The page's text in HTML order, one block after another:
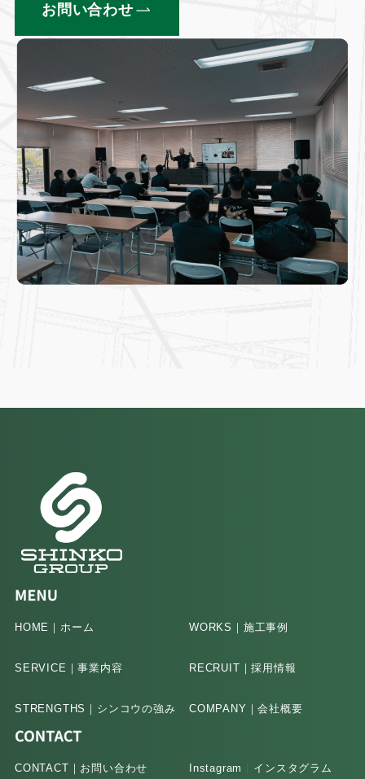
お問い合わせ
HOME｜ホーム
SERVICE｜事業内容
STRENGTHS｜シンコウの強み
WORKS｜施工事例
RECRUIT｜採用情報
COMPANY｜会社概要
CONTACT｜お問い合わせ Instagram ｜ インスタグラム